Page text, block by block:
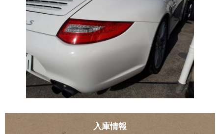
入庫情報